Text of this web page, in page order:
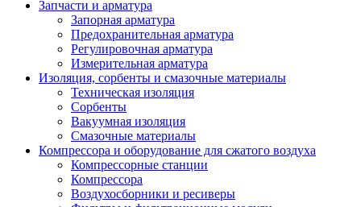
Запчасти и арматура
Запорная арматура
Предохранительная арматура
Регулировочная арматура
Измерительная арматура
Изоляция, сорбенты и смазочные материалы
Техническая изоляция
Сорбенты
Вакуумная изоляция
Смазочные материалы
Компрессора и оборудование для сжатого воздуха
Компрессорные станции
Компрессора
Воздухосборники и ресиверы